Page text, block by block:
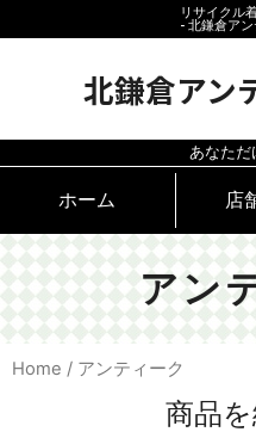
リサイクル
- 北鎌倉ア
北鎌倉アン
あなただ
ホーム 店
アン
Home / アンティーク
商品